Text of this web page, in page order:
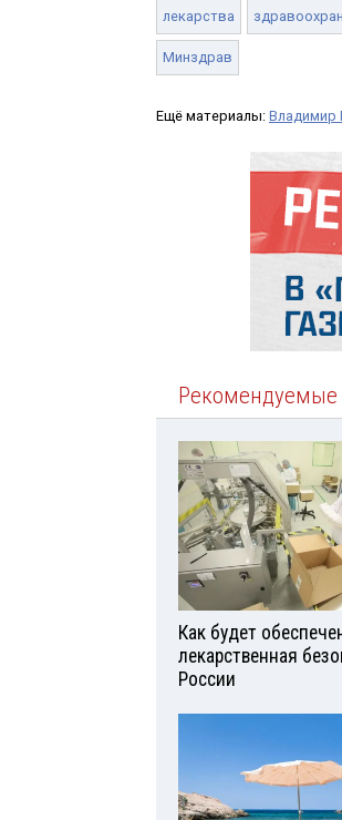
лекарства
Минздрав
Ещё материалы: Владимир
Как будет
лекарственная
России